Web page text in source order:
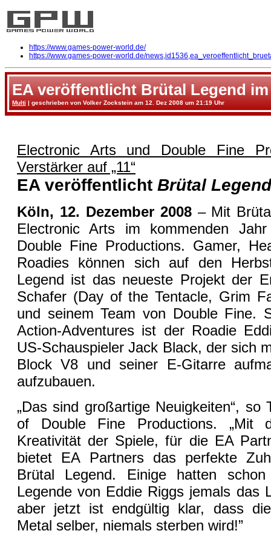
https://www.games-power-world.de/
https://www.games-power-world.de/
EA veröffentlicht Brütal Legend im
Multi | geschrieben von Volker Zockstein am 12. Dez 2008 um 21:19 Uhr
Electronic Arts und Double Fine
Verstärker auf „11“
EA veröffentlicht Brütal
Köln, 12. Dezember 2008– Mit
Electronic Arts im kommenden
Double Fine Productions. Gamer,
Roadies können sich auf den
Legend ist das neueste Projekt der
Schafer (Day of the Tentacle, Grim
und seinem Team von Double Fine.
Action-Adventures ist der Roadie
US-Schauspieler Jack Black, der sich
Block V8 und seiner E-Gitarre
aufzubauen.
„Das sind großartige Neuigkeiten“, so
of Double Fine Productions. „Mit
Kreativität der Spiele, für die EA
bietet EA Partners das perfekte
Brütal Legend. Einige hatten
Legende von Eddie Riggs jemals das
aber jetzt ist endgültig klar, dass
Metal selber, niemals sterben wird!”